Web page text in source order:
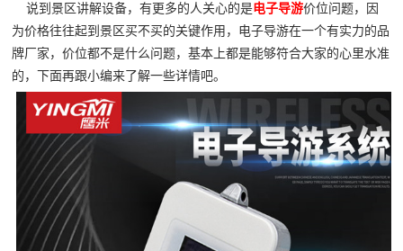
说到景区讲解设备，有更多的人关心的是电子导游价位问题，因
为价格往往起到景区买不买的关键作用，电子导游在一个有实力的品
牌厂家，价位都不是什么问题，基本上都是能够符合大家的心里水准
的，下面再跟小编来了解一些详情吧。